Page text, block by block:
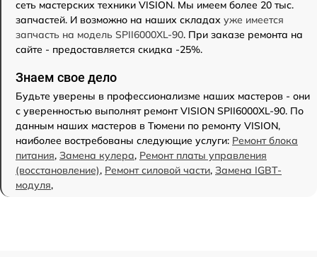
сеть мастерских техники VISION. Мы имеем более 20 тыс.
запчастей. И возможно на наших складах уже имеется
запчасть на модель SPII6000XL-90. При заказе ремонта на
сайте - предоставляется скидка -25%.
Знаем свое дело
Будьте уверены в профессионализме наших мастеров - они
с уверенностью выполнят ремонт VISION SPII6000XL-90. По
данным наших мастеров в Тюмени по ремонту VISION,
наиболее востребованы следующие услуги: Ремонт блока
питания, Замена кулера, Ремонт платы управления
(восстановление), Ремонт силовой части, Замена IGBT-
модуля,